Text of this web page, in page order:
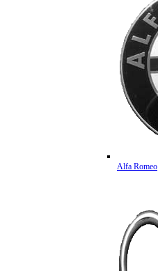
Alfa Romeo